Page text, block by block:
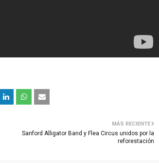
MÁS RECIENTE
Sanford Alligator Band y Flea Circus unidos por la
reforestación